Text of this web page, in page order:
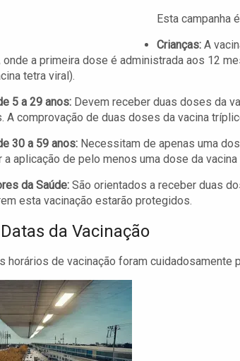
Esta campanha
Crianças: A
onde a primeira dose é administrada aos 12
tetra viral).
5 a 29 anos: Devem receber duas doses da
A comprovação de duas doses da vacina
30 a 59 anos: Necessitam de apenas uma
a aplicação de pelo menos uma dose da
da Saúde: São orientados a receber duas
esta vacinação estarão protegidos.
da Vacinação
horários de vacinação foram cuidadosamente